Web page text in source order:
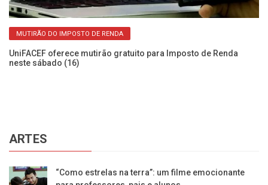
MUTIRÃO DO IMPOSTO DE RENDA
UniFACEF oferece mutirão gratuito para Imposto de Renda
neste sábado (16)
ARTES
“Como estrelas na terra”: um filme emocionante